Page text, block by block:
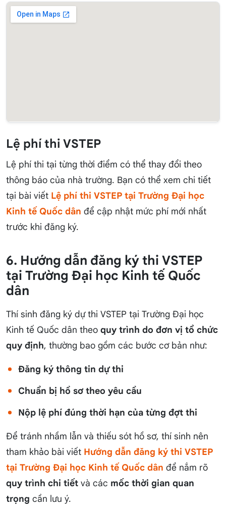
Lệ phí thi VSTEP
Lệ phí thi tại từng thời điểm có thể thay đổi theo
thông báo của nhà trường. Bạn có thể xem chi tiết
tại bài viết Lệ phí thi VSTEP tại Trường Đại học
Kinh tế Quốc dân để cập nhật mức phí mới nhất
trước khi đăng ký.
6. Hướng dẫn đăng ký thi VSTEP
tại Trường Đại học Kinh tế Quốc
dân
Thí sinh đăng ký dự thi VSTEP tại Trường Đại học
Kinh tế Quốc dân theo quy trình do đơn vị tổ chức
quy định, thường bao gồm các bước cơ bản như:
Đăng ký thông tin dự thi
Chuẩn bị hồ sơ theo yêu cầu
Nộp lệ phí đúng thời hạn của từng đợt thi
Để tránh nhầm lẫn và thiếu sót hồ sơ, thí sinh nên
tham khảo bài viết Hướng dẫn đăng ký thi VSTEP
tại Trường Đại học Kinh tế Quốc dân để nắm rõ
quy trình chi tiết và các mốc thời gian quan
trọng cần lưu ý.